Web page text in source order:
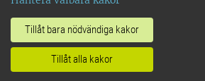
Tillåt bara nödvändiga kakor
Tillåt alla kakor
Om SLU:s webbplatser
•Hantera kakor•Behandling av
personuppgifter